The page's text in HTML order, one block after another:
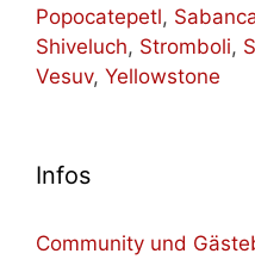
Popocatepetl,
Shiveluch, Stromboli,
Vesuv, Yellowstone
Infos
Community und